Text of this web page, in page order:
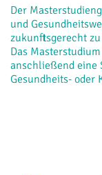
Der
und
zukunftsgerecht
Das
anschließend eine
Gesundheits- oder